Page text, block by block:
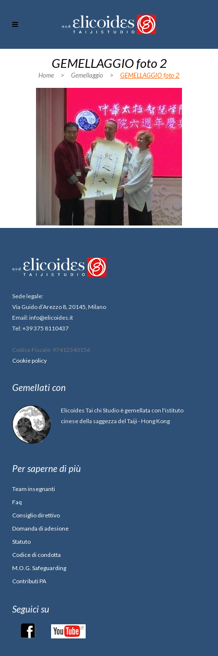
GEMELLAGGIO foto 2
Home > Gemellaggio > GEMELLAGGIO foto 2
Sede legale:
Via Guido d’Arezzo 8, 20145, Milano
Email: info@elicoides.it
Tel: +39 375 8110437
Codice Fiscale: 97412340156
Cookie policy
Gemellati con
Elicoides Tai chi Studio è gemellata con l'istituto
cinese della saggezza del Taiji - Hong Kong
Per saperne di più
Team insegnanti
Faq
Consiglio direttivo
Domanda di adesione
Statuto
Codice di condotta
M.O.G. Safeguarding
Contributi PA
Seguici su